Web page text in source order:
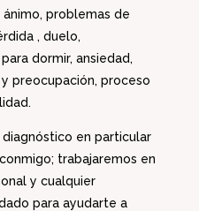
problemas de
, duelo,
dormir, ansiedad,
preocupación, proceso
en particular
trabajaremos en
y cualquier
para ayudarte a